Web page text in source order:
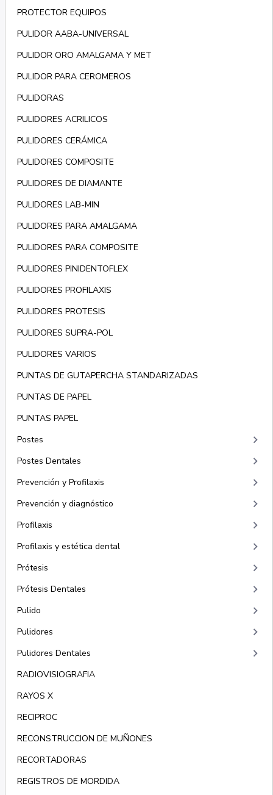
PROTECTOR EQUIPOS
PULIDOR AABA-UNIVERSAL
PULIDOR ORO AMALGAMA Y MET
PULIDOR PARA CEROMEROS
PULIDORAS
PULIDORES ACRILICOS
PULIDORES CERÁMICA
PULIDORES COMPOSITE
PULIDORES DE DIAMANTE
PULIDORES LAB-MIN
PULIDORES PARA AMALGAMA
PULIDORES PARA COMPOSITE
PULIDORES PINIDENTOFLEX
PULIDORES PROFILAXIS
PULIDORES PROTESIS
PULIDORES SUPRA-POL
PULIDORES VARIOS
PUNTAS DE GUTAPERCHA STANDARIZADAS
PUNTAS DE PAPEL
PUNTAS PAPEL
Postes
keyboard_arrow_right
Postes Dentales keyboard_arrow_right
Prevención y Profilaxis keyboard_arrow_right
Prevención y diagnóstico keyboard_arrow_right
Profilaxis keyboard_arrow_right
Profilaxis y estética dental keyboard_arrow_right
Prótesis keyboard_arrow_right
Prótesis Dentales keyboard_arrow_right
Pulido keyboard_arrow_right
Pulidores keyboard_arrow_right
Pulidores Dentales keyboard_arrow_right
RADIOVISIOGRAFIA
RAYOS X
RECIPROC
RECONSTRUCCION DE MUÑONES
RECORTADORAS
REGISTROS DE MORDIDA